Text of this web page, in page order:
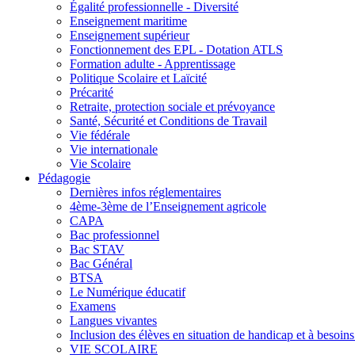
Égalité professionnelle - Diversité
Enseignement maritime
Enseignement supérieur
Fonctionnement des EPL - Dotation ATLS
Formation adulte - Apprentissage
Politique Scolaire et Laïcité
Précarité
Retraite, protection sociale et prévoyance
Santé, Sécurité et Conditions de Travail
Vie fédérale
Vie internationale
Vie Scolaire
Pédagogie
Dernières infos réglementaires
4ème-3ème de l’Enseignement agricole
CAPA
Bac professionnel
Bac STAV
Bac Général
BTSA
Le Numérique éducatif
Examens
Langues vivantes
Inclusion des élèves en situation de handicap et à
VIE SCOLAIRE